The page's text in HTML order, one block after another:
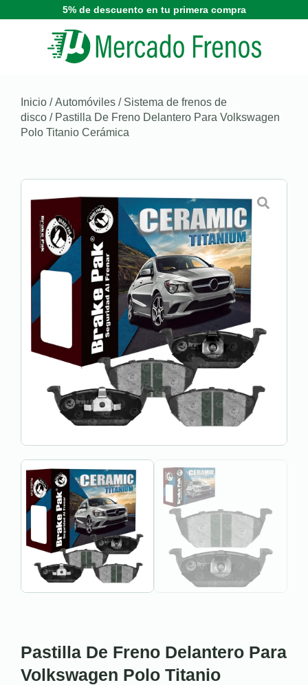
5% de descuento en tu primera compra
Inicio /Automóviles / Sistema de frenos de
disco / Pastilla De Freno Delantero Para Volkswagen
Polo Titanio Cerámica
Pastilla De Freno Delantero Para
Volkswagen Polo Titanio